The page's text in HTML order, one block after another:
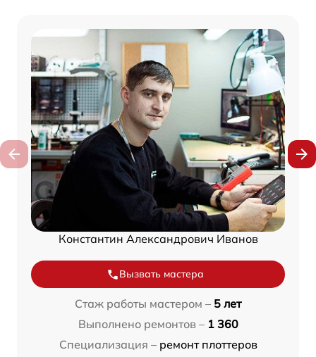
Константин Александрович Иванов
Вызвать мастера
Стаж работы мастером – 5 лет
Выполнено ремонтов – 1 360
Специализация – ремонт плоттеров